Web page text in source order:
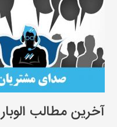
آخرین مطالب الوبار